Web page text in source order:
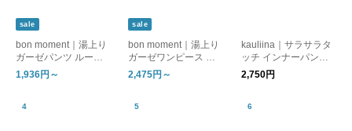
sale
bon moment｜湯上り
ガーゼパンツ ルーム
パンツ
1,936円～
sale
bon moment｜湯上り
ガーゼワンピース ル
ームワンピース
2,475円～
kauliina｜サラサラタ
ッチ インナーパンツ
吸水速乾 接触冷感 日
本製
2,750円